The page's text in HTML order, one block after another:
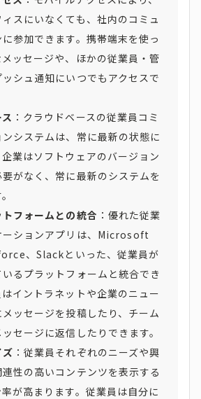
スにいなくても、社内のコミュ
参加できます。携帯端末を使っ
ッセージや、ほかの従業員・管
シュ通知にいつでもアクセスで
：クラウドベースの従業員コミ
システムは、常に最新の状態に
業はソフトウェアのバージョン
がなく、常に最新のシステムを
フォームとの統合 ：優れた従業
ーションアプリは、Microsoft
、Slackといった、従業員が
るプラットフォームと統合でき
イントラネットや企業のニュー
ッセージを投稿したり、チーム
セージに返信したりできます。
：従業員それぞれのニーズや興
性の高いコンテンツを表示する
が高まります。従業員は自分に